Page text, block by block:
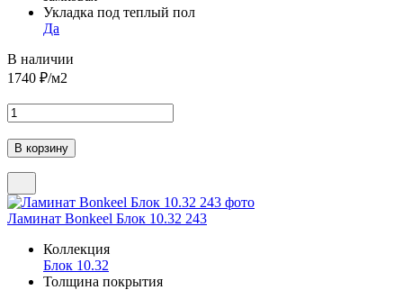
Укладка под теплый пол
Да
В наличии
1740 ₽/м2
Ламинат Bonkeel Блок 10.32 243
Коллекция
Блок 10.32
Толщина покрытия